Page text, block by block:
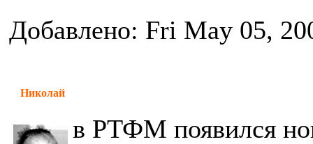
Добавлено: Fri May 05,
Николай
в РТФМ появился